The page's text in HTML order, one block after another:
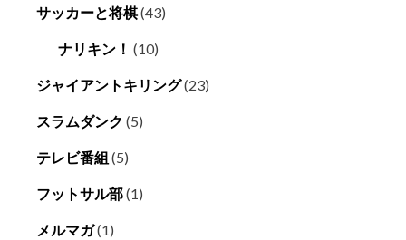
サッカーと将棋(43)
ナリキン！ (10)
ジャイアントキリング(23)
スラムダンク (5)
テレビ番組 (5)
フットサル部(1)
メルマガ(1)